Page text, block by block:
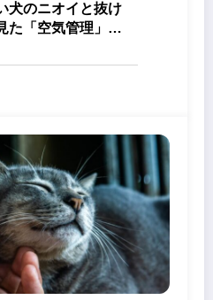
犬のニオイと抜け
た「空気管理」の